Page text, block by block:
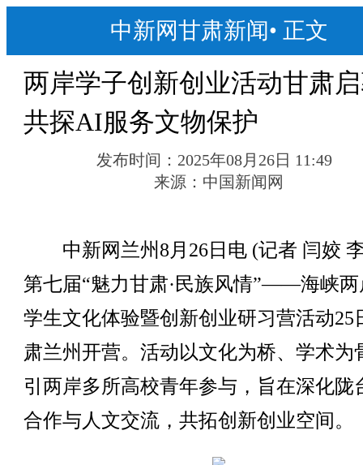
中新网甘肃新闻• 正文
两岸学子创新创业活动甘肃
共探AI服务文物保护
发布时间： 2025年08月26日 11:49
来源： 中国新闻网
中新网兰州8月26日电 (记者 闫姣
第七届“魅力甘肃·民族风情”——海峡两
学生文化体验暨创新创业研习营活动25
肃兰州开营。活动以文化为桥、学术为
引两岸多所高校青年参与，旨在深化陇
合作与人文交流，共拓创新创业空间。